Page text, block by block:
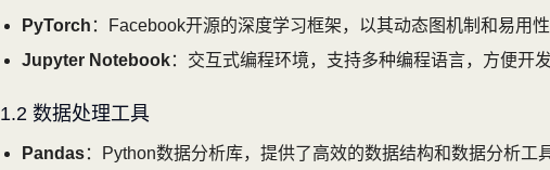
PyTorch ：Facebook开源的深度学习框架，以其动态图机制和易用
Jupyter Notebook：交互式编程环境，支持多种编程语言，方便开
1.2 数据处理工具
Pandas：Python数据分析库，提供了高效的数据结构和数据分析工